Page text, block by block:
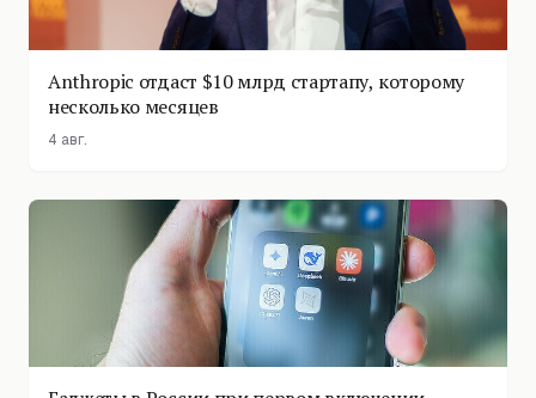
Anthropic отдаст $10 млрд стартапу, которому
несколько месяцев
4 авг.